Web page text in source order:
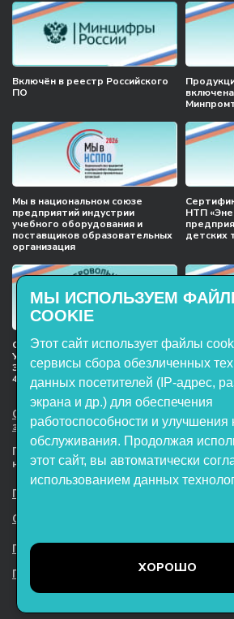
Включён в реестр Российского
ПО
Мы в национальном союзе
предприятий индустрии
учебного оборудования и
поставщиков образовательных
организация
НТП
детских
Сертификат соответствия
Учебное оборудование, марки
ЭнергияЛаб ТУ 32.99.53–001–
47627947–2021 Серийный выпуск
ISO
ООО НТП «ЭнергияЛаб». Все права
защищены.
Представленная на сайте информация
не является публичной офертой
Пользовательское соглашение
Согласие на обработку персональных
Политика обработки файлов cookie
Политика конфиденциальности
МЫ ИСПОЛЬЗУЕМ
COOKIE
Этот сайт использует файлы
сервисы сбора обезличенных
данных посетителей (IP-адрес,
экрана и др.) для обеспечения
работоспособности и улучшения
обслуживания. Продолжая
этот сайт, вы автоматически
использованием данных
ХОРОШО